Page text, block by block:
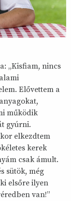
„Kisfiam, nincs
Elővettem a
működik
gyúrni.
elkezdtem
kerek
csak ámult.
sütök, még
elsőre ilyen
van!”